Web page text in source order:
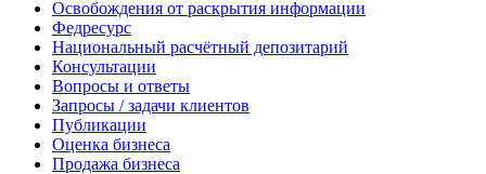
Освобождения от раскрытия информации
Федресурс
Национальный расчётный депозитарий
Консультации
Вопросы и ответы
Запросы / задачи клиентов
Публикации
Оценка бизнеса
Продажа бизнеса